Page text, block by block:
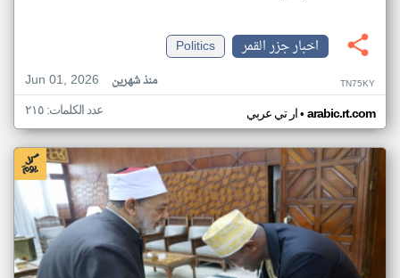
اخبار جزر القمر
Politics
Jun 01, 2026
منذ شهرين TN75KY
ار تي عربي• arabic.rt.com عدد الكلمات: ٢١٥